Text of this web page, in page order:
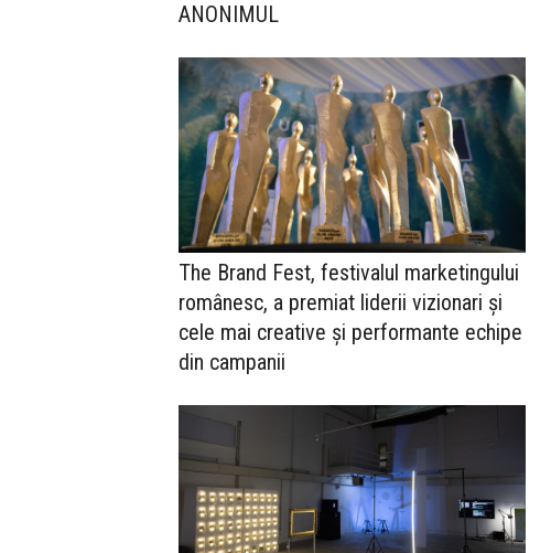
ANONIMUL
The Brand Fest, festivalul marketingului
românesc, a premiat liderii vizionari și
cele mai creative și performante echipe
din campanii